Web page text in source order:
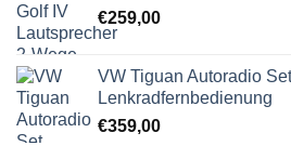
€259,00
VW Tiguan Autoradio
Lenkradfernbedienung
€359,00